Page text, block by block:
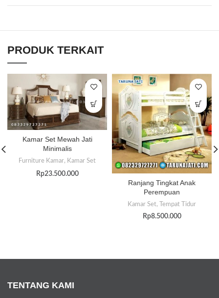
PRODUK TERKAIT
Kamar Set Mewah Jati
Minimalis
Furniture Kamar, Kamar Set
Rp23.500.000
Ranjang Tingkat Anak
Perempuan
Kamar Set, Tempat Tidur
Rp8.500.000
TENTANG KAMI